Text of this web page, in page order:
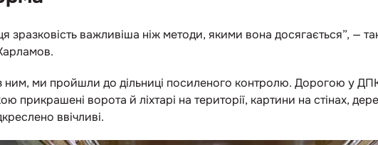
зразковість важливіша ніж методи, якими вона досягається”, —
ним, ми пройшли до дільниці посиленого контролю. Дорогою у
прикрашені ворота й ліхтарі на території, картини на стінах,
ввічливі.